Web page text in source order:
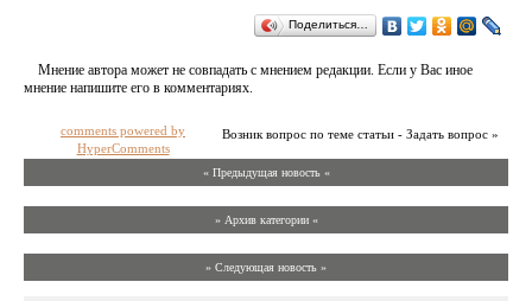
Поделиться…
Мнение автора может не совпадать с мнением редакции. Если у Вас иное
мнение напишите его в комментариях.
Возник вопрос по теме статьи - Задать вопрос »
comments powered by
HyperComments
« Предыдущая новость «
» Архив категории «
» Следующая новость »